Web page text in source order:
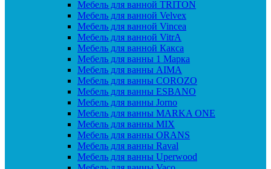
Мебель для ванной TRITON
Мебель для ванной Velvex
Мебель для ванной Vincea
Мебель для ванной VitrA
Мебель для ванной Какса
Мебель для ванны 1 Марка
Мебель для ванны AIMA
Мебель для ванны COROZO
Мебель для ванны ESBANO
Мебель для ванны Jorno
Мебель для ванны MARKA ONE
Мебель для ванны MIX
Мебель для ванны ORANS
Мебель для ванны Raval
Мебель для ванны Uperwood